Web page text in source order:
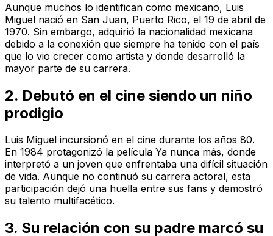
Aunque muchos lo identifican como mexicano, Luis
Miguel nació en San Juan, Puerto Rico, el 19 de abril de
1970. Sin embargo, adquirió la nacionalidad mexicana
debido a la conexión que siempre ha tenido con el país
que lo vio crecer como artista y donde desarrolló la
mayor parte de su carrera.
2. Debutó en el cine siendo un niño
prodigio
Luis Miguel incursionó en el cine durante los años 80.
En 1984 protagonizó la película Ya nunca más, donde
interpretó a un joven que enfrentaba una difícil situación
de vida. Aunque no continuó su carrera actoral, esta
participación dejó una huella entre sus fans y demostró
su talento multifacético.
3. Su relación con su padre marcó su